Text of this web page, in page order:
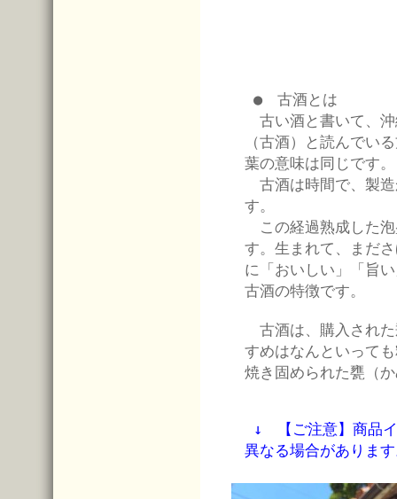
● 古酒とは
古い酒と書いて、沖
（古酒）と読んでい
葉の意味は同じです。
古酒は時間で、製造
す。
この経過熟成した泡
す。生まれて、まだ
に「おいしい」「旨
古酒の特徴です。
古酒は、購入された
すめはなんといって
焼き固められた甕（
↓ 【ご注意】商品
異なる場合がありま